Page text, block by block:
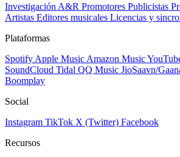
Investigación A&R Promotores Publicistas
Artistas Editores musicales Licencias y
Plataformas
Spotify Apple Music Amazon Music
SoundCloud Tidal QQ Music JioSaavn/
Boomplay
Social
Instagram TikTok X (Twitter) Facebook
Recursos